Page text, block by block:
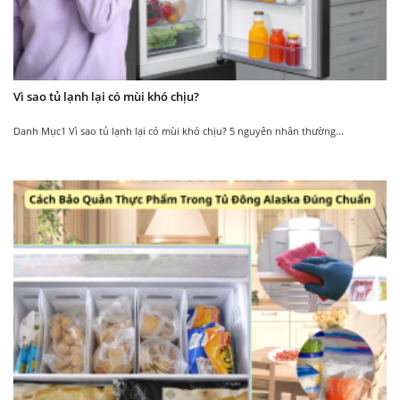
lạnh Alaska R-36
3.700.000₫
lạnh Alaska R-190
3.750.000₫ 4.650.000₫
Vì sao tủ lạnh lại có mùi khó chịu?
Danh Mục1 Vì sao tủ lạnh lại có mùi khó chịu? 5 nguyên nhân thường...